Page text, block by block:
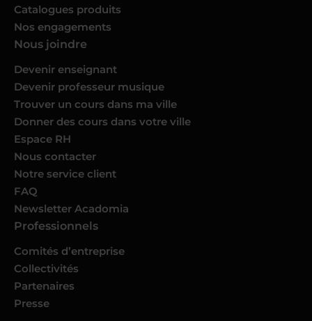
Catalogues produits
Nos engagements
Nous joindre
Devenir enseignant
Devenir professeur musique
Trouver un cours dans ma ville
Donner des cours dans votre ville
Espace RH
Nous contacter
Notre service client
FAQ
Newsletter Acadomia
Professionnels
Comités d’entreprise
Collectivités
Partenaires
Presse